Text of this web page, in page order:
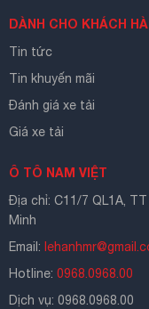
DÀNH CHO KHÁCH
Tin tức
Tin khuyến mãi
Đánh giá xe tải
Giá xe tải
Ô TÔ NAM VIỆT
Địa chỉ: C11/7 QL1A,
Minh
Email:
Hotline: 0968.0968.00
Dịch vụ: 0968.0968.00